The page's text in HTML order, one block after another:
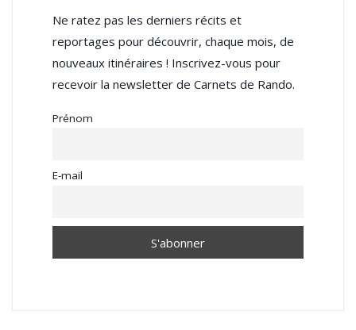
Ne ratez pas les derniers récits et
reportages pour découvrir, chaque mois, de
nouveaux itinéraires ! Inscrivez-vous pour
recevoir la newsletter de Carnets de Rando.
Prénom
E-mail